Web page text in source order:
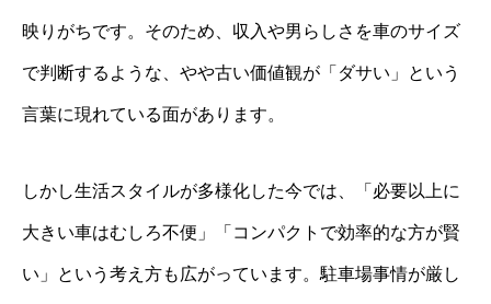
映りがちです。そのため、収入や男らしさを車のサイズ
で判断するような、やや古い価値観が「ダサい」という
言葉に現れている面があります。
しかし生活スタイルが多様化した今では、「必要以上に
大きい車はむしろ不便」「コンパクトで効率的な方が賢
い」という考え方も広がっています。駐車場事情が厳し